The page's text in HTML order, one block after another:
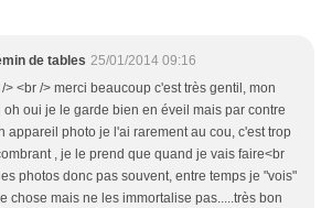
de tables 25/01/2014 09:16
> <br /> merci beaucoup c'est très gentil, mon
oh oui je le garde bien en éveil mais par contre
appareil photo je l'ai rarement au cou, c'est trop
, je le prend que quand je vais faire<br
photos donc pas souvent, entre temps je "vois"
chose mais ne les immortalise pas.....très bon